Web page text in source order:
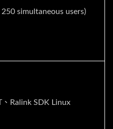
simultaneous users)
Ralink SDK Linux